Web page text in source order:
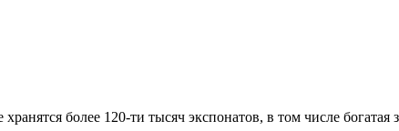
более 120-ти тысяч экспонатов, в том числе